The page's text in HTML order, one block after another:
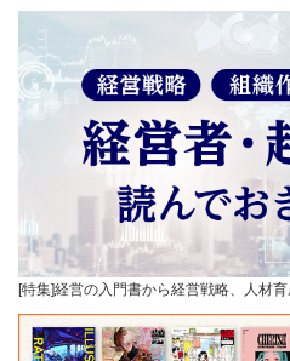
[特集]経営の入門書から経営戦略、人材